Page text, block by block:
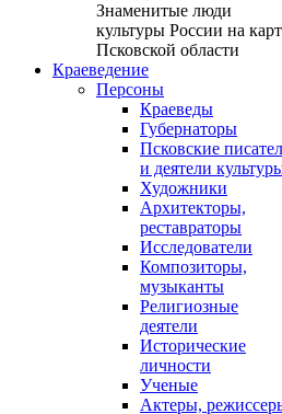
Знаменитые люди
культуры России на
Псковской области
Краеведение
Персоны
Краеведы
Губернаторы
Псковские
и деятели
Художники
Архитекторы,
реставраторы
Исследователи
Композиторы,
музыканты
Религиозные
деятели
Исторические
личности
Ученые
Актеры,